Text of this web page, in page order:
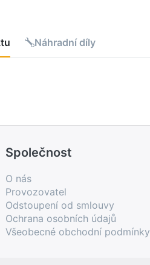
Náhradní díly
Společnost
O nás
Provozovatel
Odstoupení od smlouvy
Ochrana osobních údajů
Všeobecné obchodní podmínky